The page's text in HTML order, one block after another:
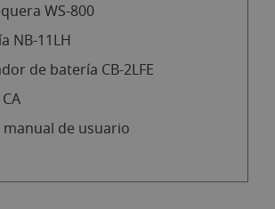
WS-800
NB-11LH
de batería CB-2LFE
manual de usuario